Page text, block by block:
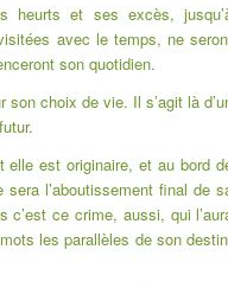
heurts et ses excès,
avec le temps, ne
son quotidien.
choix de vie. Il s’agit là
est originaire, et au bord
l’aboutissement final de
ce crime, aussi, qui
les parallèles de son